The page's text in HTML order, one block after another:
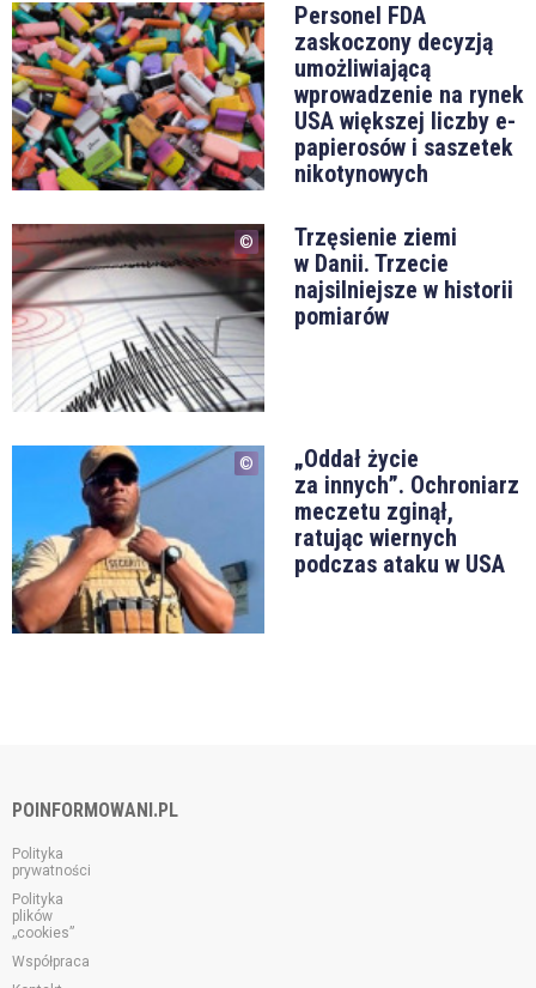
Personel FDA
zaskoczony decyzją
umożliwiającą
wprowadzenie na rynek
USA większej liczby e-
papierosów i saszetek
nikotynowych
Trzęsienie ziemi
w Danii. Trzecie
najsilniejsze w historii
pomiarów
„Oddał życie
za innych”. Ochroniarz
meczetu zginął,
ratując wiernych
podczas ataku w USA
POINFORMOWANI.PL
Polityka
prywatności
Polityka
plików
„cookies”
Współpraca